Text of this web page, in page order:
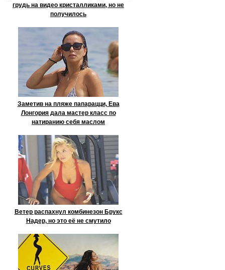
грудь на видео кристалликами, но не
получилось
Заметив на пляже папарацци, Ева
Лонгория дала мастер класс по
натиранию себя маслом
Ветер распахнул комбинезон Брукс
Надер, но это её не смутило